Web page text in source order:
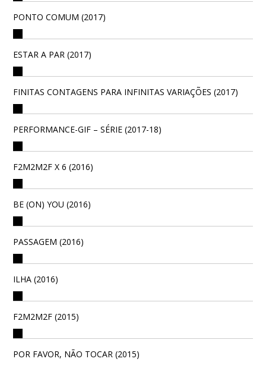
PONTO COMUM (2017)
ESTAR A PAR (2017)
FINITAS CONTAGENS PARA INFINITAS VARIAÇÕES (2017)
PERFORMANCE-GIF – SÉRIE (2017-18)
F2M2M2F X 6 (2016)
BE (ON) YOU (2016)
PASSAGEM (2016)
ILHA (2016)
F2M2M2F (2015)
POR FAVOR, NÃO TOCAR (2015)